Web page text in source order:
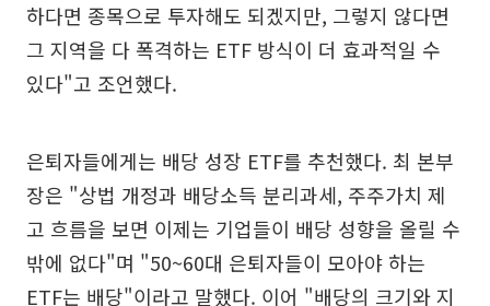
하다면 종목으로 투자해도 되겠지만, 그렇지 않다면
그 지역을 다 폭격하는 ETF 방식이 더 효과적일 수
있다"고 조언했다.
은퇴자들에게는 배당 성장 ETF를 추천했다. 최 본부
장은 "상법 개정과 배당소득 분리과세, 주주가치 제
고 흐름을 보면 이제는 기업들이 배당 성향을 올릴 수
밖에 없다"며 "50~60대 은퇴자들이 모아야 하는
ETF는 배당"이라고 말했다. 이어 "배당의 크기와 지